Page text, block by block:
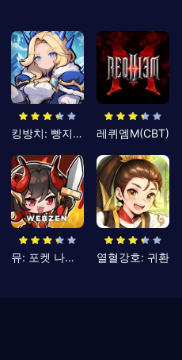
킹방치: 빵지의 제왕 레퀴엠M(CBT)
뮤: 포켓 나이츠 열혈강호: 귀환